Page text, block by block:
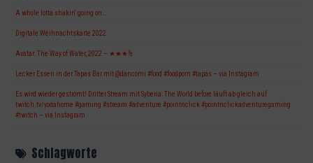
A whole lotta shakin‘ going on…
Digitale Weihnachtskarte 2022
Avatar: The Way of Water, 2022 – ★★★½
Lecker Essen in der Tapas Bar mit @dancorni #food #foodporn #tapas – via Instagram
Es wird wieder geströmt! Dritter Stream mit Syberia: The World before läuft ab gleich auf
twitch.tv/yodahome #gaming #stream #adventure #pointnclick #pointnclickadventuregaming
#twitch – via Instagram
Schlagworte